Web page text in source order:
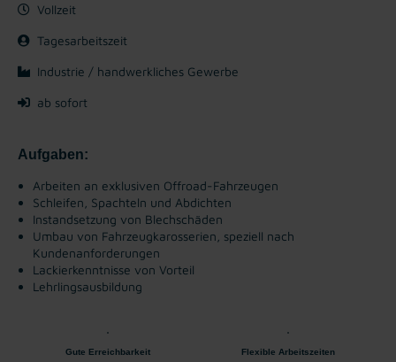
Vollzeit
Tagesarbeitszeit
Industrie / handwerkliches Gewerbe
ab sofort
Aufgaben:
Arbeiten an exklusiven Offroad-Fahrzeugen
Schleifen, Spachteln und Abdichten
Instandsetzung von Blechschäden
Umbau von Fahrzeugkarosserien, speziell nach
Kundenanforderungen
Lackierkenntnisse von Vorteil
Lehrlingsausbildung
Gute Erreichbarkeit Flexible Arbeitszeiten